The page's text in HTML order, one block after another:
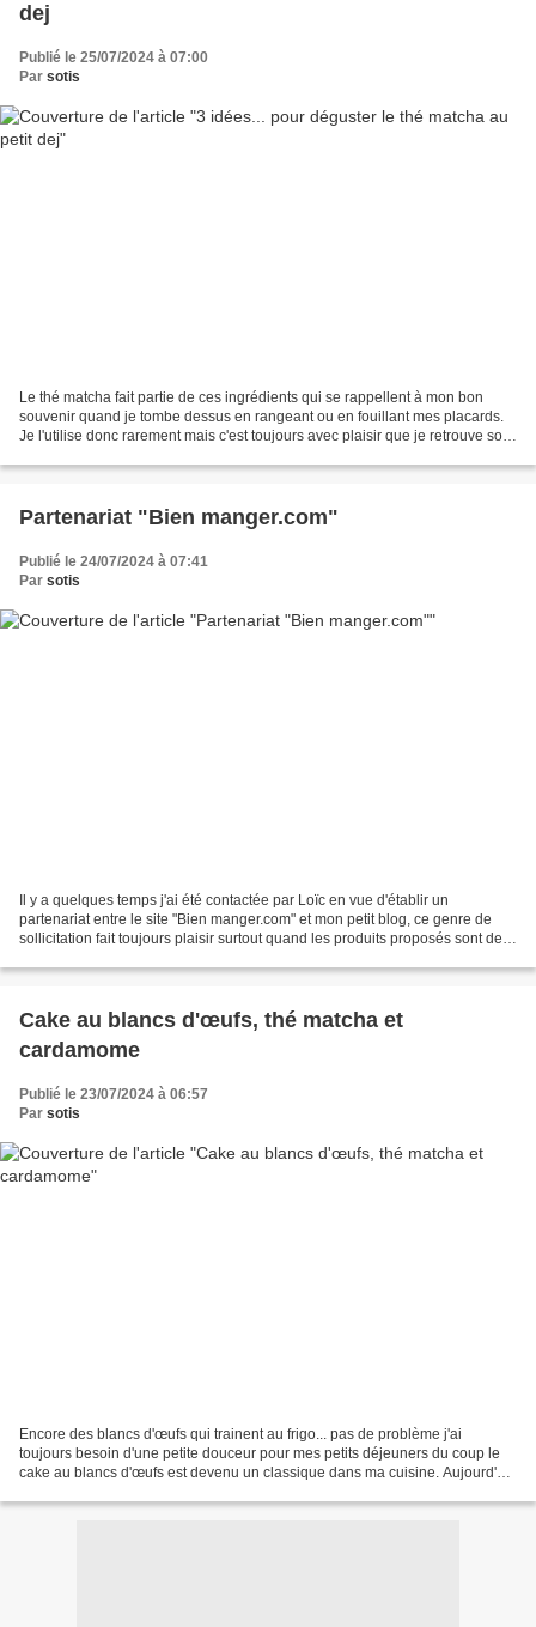
dej
Publié le 25/07/2024 à 07:00
Par sotis
Le thé matcha fait partie de ces ingrédients qui se rappellent à mon bon
souvenir quand je tombe dessus en rangeant ou en fouillant mes placards.
Je l'utilise donc rarement mais c'est toujours avec plaisir que je retrouve son
Partenariat "Bien manger.com"
Publié le 24/07/2024 à 07:41
Par sotis
Il y a quelques temps j'ai été contactée par Loïc en vue d'établir un
partenariat entre le site "Bien manger.com" et mon petit blog, ce genre de
sollicitation fait toujours plaisir surtout quand les produits proposés sont de
Cake au blancs d'œufs, thé matcha et
cardamome
Publié le 23/07/2024 à 06:57
Par sotis
Encore des blancs d'œufs qui trainent au frigo... pas de problème j'ai
toujours besoin d'une petite douceur pour mes petits déjeuners du coup le
cake au blancs d'œufs est devenu un classique dans ma cuisine. Aujourd'hui